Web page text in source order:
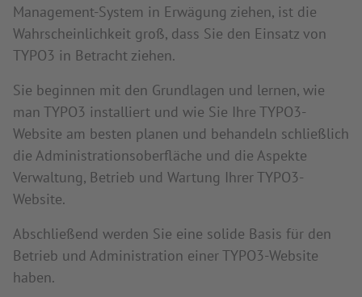
Management-System in Erwägung ziehen, ist die
Wahrscheinlichkeit groß, dass Sie den Einsatz von
TYPO3 in Betracht ziehen.
Sie beginnen mit den Grundlagen und lernen, wie
man TYPO3 installiert und wie Sie Ihre TYPO3-
Website am besten planen und behandeln schließlich
die Administrationsoberfläche und die Aspekte
Verwaltung, Betrieb und Wartung Ihrer TYPO3-
Website.
Abschließend werden Sie eine solide Basis für den
Betrieb und Administration einer TYPO3-Website
haben.